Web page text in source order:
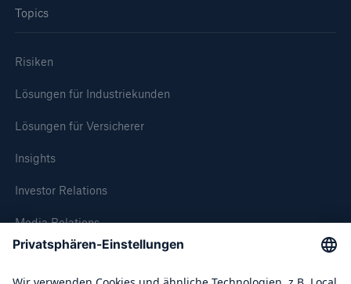
Topics
Risiken
Lösungen für Industriekunden
Lösungen für Versicherer
Insights
Investor Relations
Media Relations
Compliance
50 %
Geschätzte globale wirtschaftliche Kosten der
Internetkriminalität